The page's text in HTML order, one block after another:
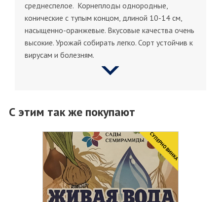
среднеспелое. Корнеплоды однородные,
конические с тупым концом, длиной 10-14 см,
насыщенно-оранжевые. Вкусовые качества очень
высокие. Урожай собирать легко. Сорт устойчив к
вирусам и болезням.
С этим так же покупают
CУПЕРНОВИНКА